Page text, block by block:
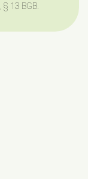
, § 13 BGB.